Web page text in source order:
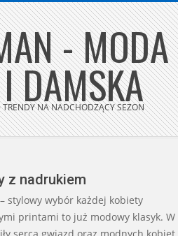
- MODA
DAMSKA
NA NADCHODZĄCY SEZON
z nadrukiem
stylowy wybór każdej kobiety
printami to już modowy klasyk. W